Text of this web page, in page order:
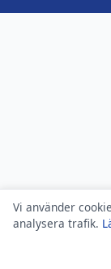
Vi använder
analysera trafik.